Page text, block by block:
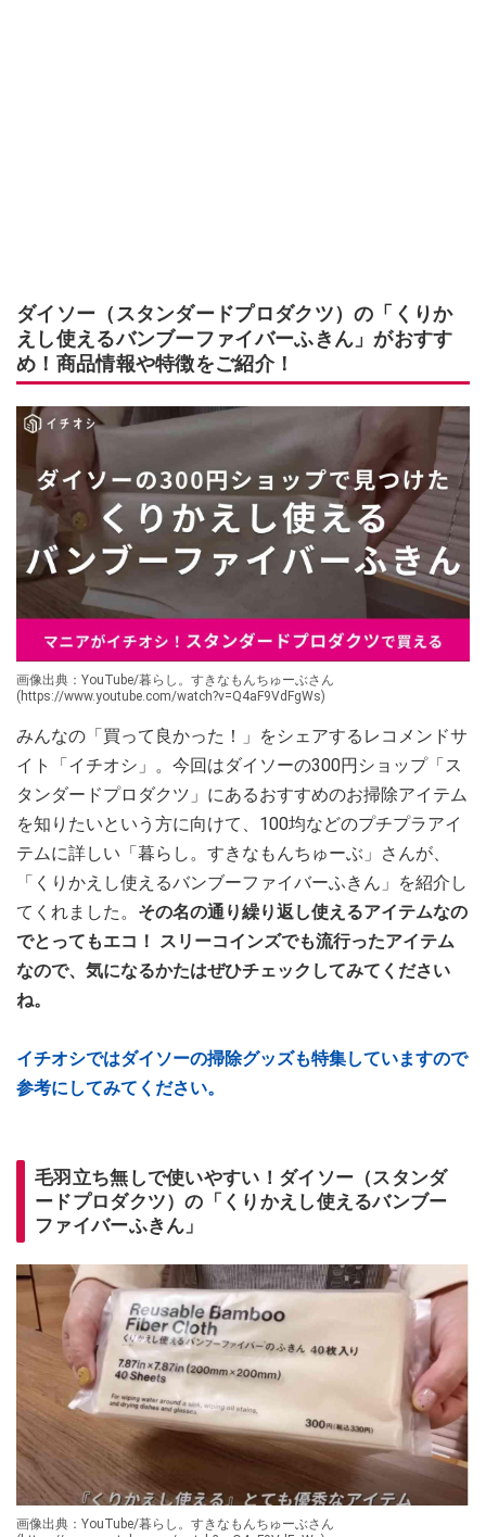
ダイソー（スタンダードプロダクツ）の「くりか
えし使えるバンブーファイバーふきん」がおすす
め！商品情報や特徴をご紹介！
画像出典：YouTube/暮らし。すきなもんちゅーぶさん
(https://www.youtube.com/watch?v=Q4aF9VdFgWs)
みんなの「買って良かった！」をシェアするレコメンドサ
イト「イチオシ」。今回はダイソーの300円ショップ「ス
タンダードプロダクツ」にあるおすすめのお掃除アイテム
を知りたいという方に向けて、100均などのプチプラアイ
テムに詳しい「暮らし。すきなもんちゅーぶ」さんが、
「くりかえし使えるバンブーファイバーふきん」を紹介し
てくれました。 その名の通り繰り返し使えるアイテムなの
でとってもエコ！ スリーコインズでも流行ったアイテム
なので、気になるかたはぜひチェックしてみてください
ね。
イチオシではダイソーの掃除グッズも特集していますので
参考にしてみてください。
毛羽立ち無しで使いやすい！ダイソー（スタンダ
ードプロダクツ）の「くりかえし使えるバンブー
ファイバーふきん」
画像出典：YouTube/暮らし。すきなもんちゅーぶさん